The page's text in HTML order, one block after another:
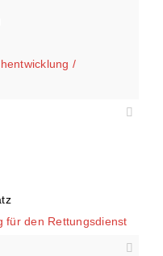
/
für den Rettungsdienst